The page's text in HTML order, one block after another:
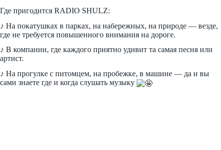
Где пригодится RADIO SHULZ:
♪ На покатушках в парках, на набережных, на природе — везде,
где не требуется повышенного внимания на дороге.
♪ В компании, где каждого приятно удивит та самая песня или
артист.
♪ На прогулке с питомцем, на пробежке, в машине — да и вы
сами знаете где и когда слушать музыку